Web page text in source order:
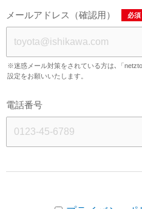
メールアドレス（確認用） 必須
※迷惑メール対策をされている方は､「
設定をお願いいたします。
電話番号